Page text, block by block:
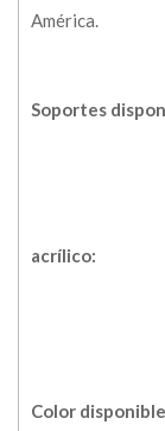
América.
Soportes
acrílico:
Color